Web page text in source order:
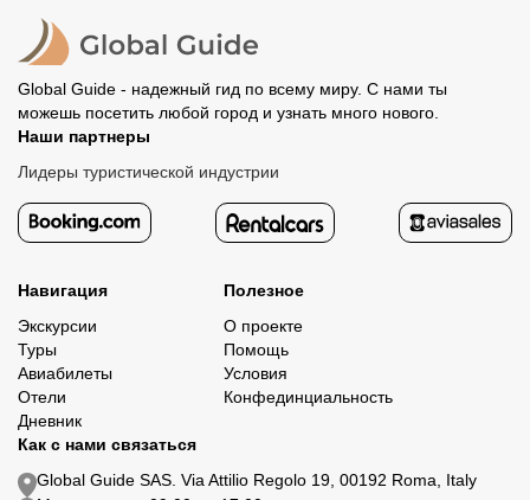
Global Guide - надежный гид по всему миру. С нами ты
можешь посетить любой город и узнать много нового.
Наши партнеры
Лидеры туристической индустрии
Навигация
Экскурсии
Туры
Авиабилеты
Отели
Дневник
Полезное
О проекте
Помощь
Условия
Конфединциальность
Как с нами связаться
Global Guide SAS. Via Attilio Regolo 19, 00192 Roma, Italy